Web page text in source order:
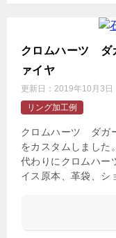
クロムハーツ ダ
ァイヤ
更新日： 2019年10月3日
リング加工例
クロムハーツ ダガ
をカスタムしました
代わりにクロムハ
イス原本、革袋、